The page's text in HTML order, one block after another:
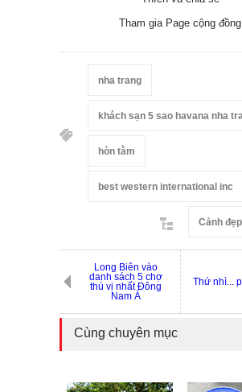
Tham gia Page cộng đồng
nha trang
khách sạn 5 sao havana nha
hòn tằm
best western international inc
Cảnh
Long Biên vào
danh sách 5 chợ
thú vị nhất Đông
Nam Á
Thứ nhì...
Cùng chuyên mục